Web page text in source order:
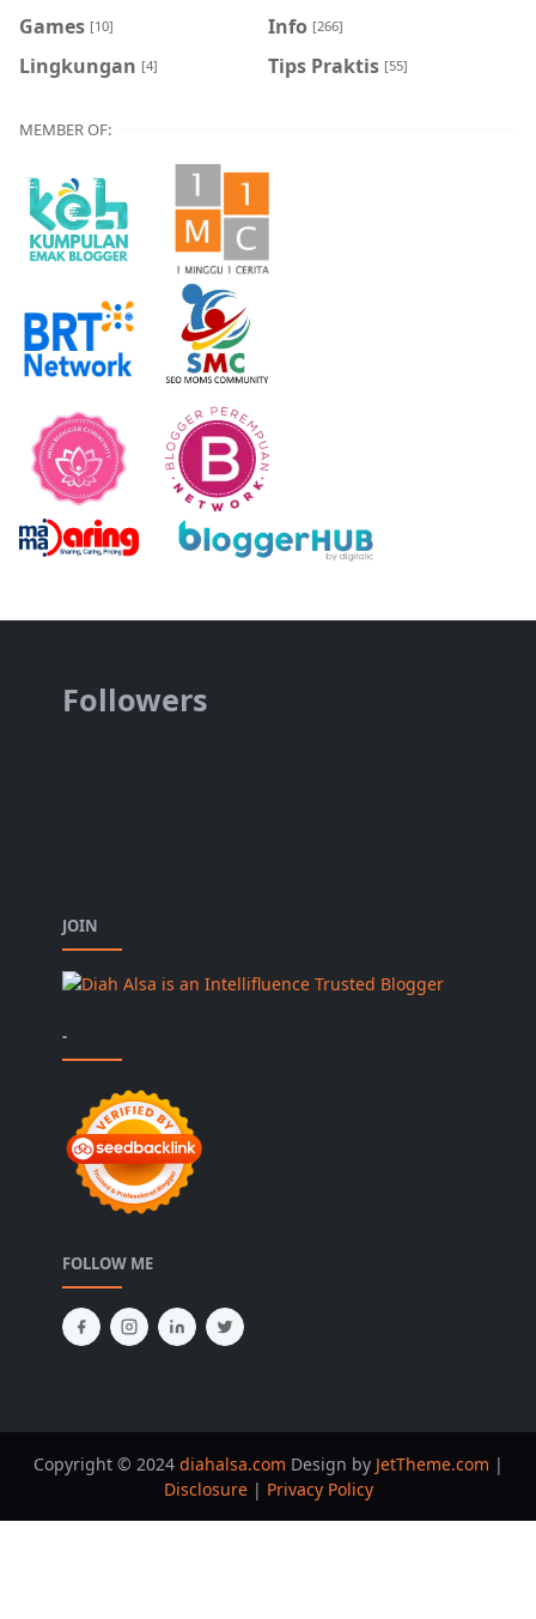
Games [10] Info [266]
Lingkungan [4] Tips Praktis [55]
MEMBER OF:
Followers
JOIN
-
FOLLOW ME
Copyright © 2024 diahalsa.com Design by JetTheme.com |
Disclosure| Privacy Policy